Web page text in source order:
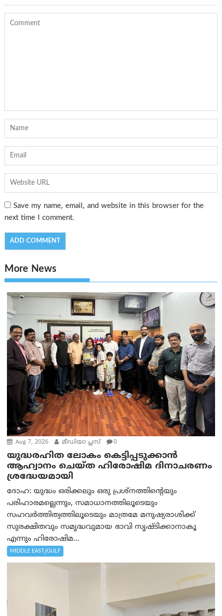
Save my name, email, and website in this browser for the
next time I comment.
More News
Aug 7, 2026 മീഡിയാ പ്ലസ് 0
യുദ്ധരഹിത ലോകം കെട്ടിപ്പടുക്കാന്‍
ആഹ്വാനം ചെയ്ത ഹിരോഷിമ ദിനാചരണം
ശ്രദ്ധേയമായി
ദോഹ: യുദ്ധം ഒരിക്കലും ഒരു പ്രശ്‌നത്തിന്റെയും
പരിഹാരമല്ലെന്നും, സമാധാനത്തിലൂടെയും
സഹവര്‍ത്തിത്വത്തിലൂടെയും മാത്രമേ മനുഷ്യരാശിക്ക്
സുരക്ഷിതവും സമൃദ്ധവുമായ ഭാവി സൃഷ്ടിക്കാനാകൂ
എന്നും ഹിരോഷിമ...
MIDDLE EAST/GULF